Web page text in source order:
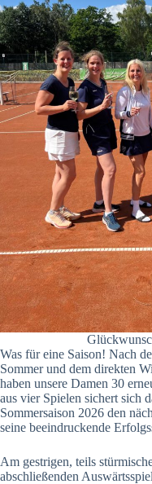
Was für eine Saison! Nach
Sommer und dem direkten
haben unsere Damen 30
aus vier Spielen sichert sich
Sommersaison 2026 den
seine beeindruckende
Am gestrigen, teils
abschließenden